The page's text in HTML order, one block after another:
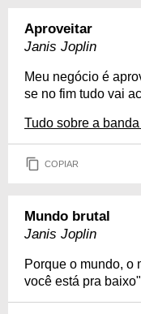
Aproveitar
Janis Joplin
Meu negócio é
se no fim tudo vai
Tudo sobre a
COPIAR
Mundo brutal
Janis Joplin
Porque o mundo, o
você está pra baixo"